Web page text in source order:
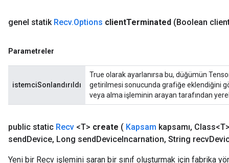
genel statik Recv.Options clientTerminated (Boolean
Parametreler
istemciSonlandırıldı
True olarak ayarlanırsa bu, düğümün
getirilmesi sonucunda grafiğe eklendiğini
veya alma işleminin arayan tarafından
public static Recv <T> create ( Kapsam kapsamı,
sendDevice, Long sendDeviceIncarnation, String recv
Yeni bir Recv işlemini saran bir sınıf oluşturmak için fabrika